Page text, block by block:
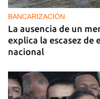
BANCARIZACIÓN
La ausencia de un
explica la escasez de
nacional